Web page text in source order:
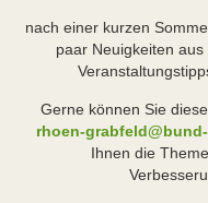
nach einer kurzen
paar Neuigkeiten
Gerne können Sie
rhoen-
Ihnen die